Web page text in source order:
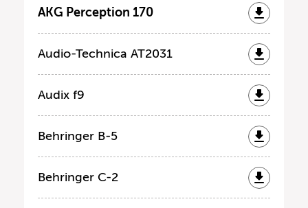
AKG Perception 170
Audio-Technica AT2031
Audix f9
Behringer B-5
Behringer C-2